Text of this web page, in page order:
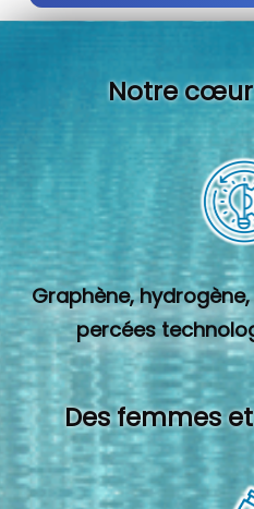
Notre
Graphène,
percées
Des femmes